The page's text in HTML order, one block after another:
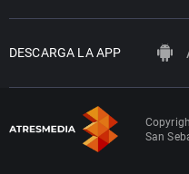
DESCARGA LA APP
San